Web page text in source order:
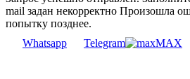
mail задан некорректно Произошла
попытку позднее.
Whatsapp
Telegram MAX